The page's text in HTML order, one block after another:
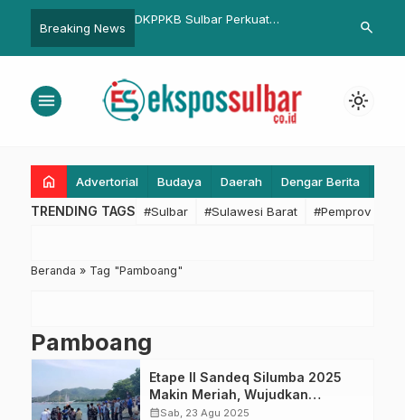
Breaking News
Secara Online
DKPPKB Sulbar Perkuat
melalui Dukungan Kominfopers
Wamenpar
Promosikan
search
menu light_mode
home Advertorial Budaya Daerah Dengar Berita
TRENDING TAGS #Sulbar #Sulawesi Barat #Pemprov
Beranda » Tag "Pamboang"
Pamboang
Etape II Sandeq Silumba 2025
Makin Meriah, Wujudkan
Perpaduan Budaya, Wisata, dan
calendar_monthSab, 23 Agu 2025